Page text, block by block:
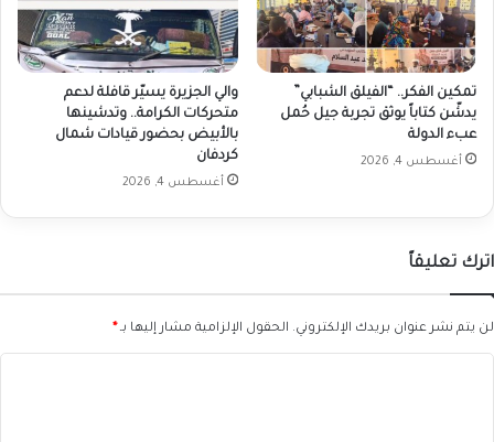
تمكين الفكر.. “الفيلق الشبابي”
يدشّن كتاباً يوثق تجربة جيل حُمل
عبء الدولة
أغسطس 4, 2026
والي الجزيرة يسيّر قافلة لدعم
متحركات الكرامة.. وتدشينها
بالأبيض بحضور قيادات شمال
كردفان
أغسطس 4, 2026
اترك تعليقاً
لن يتم نشر عنوان بريدك الإلكتروني. الحقول الإلزامية مشار إليها بـ*